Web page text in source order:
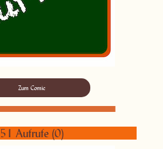
Zum Comic
51 Aufrufe (0)